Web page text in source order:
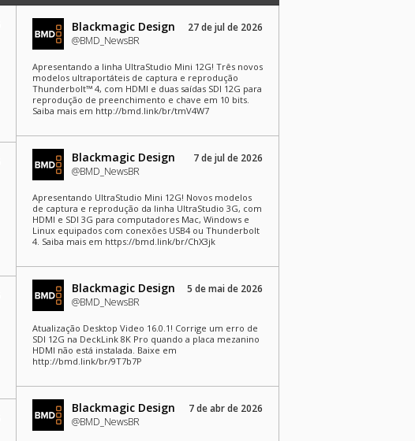
Blackmagic Design
@BMD_NewsBR
27 de jul de 2026
Apresentando a linha UltraStudio Mini 12G! Três novos
modelos ultraportáteis de captura e reprodução
Thunderbolt™ 4, com HDMI e duas saídas SDI 12G para
reprodução de preenchimento e chave em 10 bits.
Saiba mais em http://bmd.link/br/tmV4W7
Blackmagic Design
@BMD_NewsBR
7 de jul de 2026
Apresentando UltraStudio Mini 12G! Novos modelos
de captura e reprodução da linha UltraStudio 3G, com
HDMI e SDI 3G para computadores Mac, Windows e
Linux equipados com conexões USB4 ou Thunderbolt
4. Saiba mais em https://bmd.link/br/ChX3jk
Blackmagic Design
@BMD_NewsBR
5 de mai de 2026
Atualização Desktop Video 16.0.1! Corrige um erro de
SDI 12G na DeckLink 8K Pro quando a placa mezanino
HDMI não está instalada. Baixe em
http://bmd.link/br/9T7b7P
Blackmagic Design
@BMD_NewsBR
7 de abr de 2026